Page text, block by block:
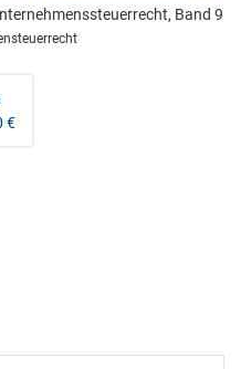
Band 9
€